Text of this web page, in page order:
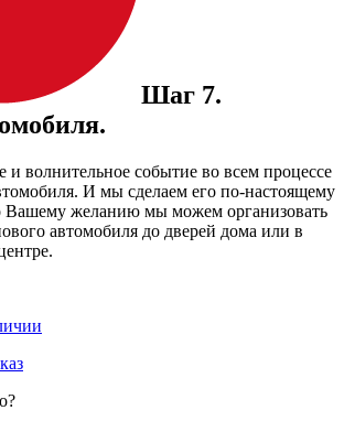
Шаг 7.
и волнительное событие во всем процессе
И мы сделаем его по-настоящему
желанию мы можем организовать
автомобиля до дверей дома или в